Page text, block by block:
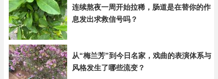
连续熬夜一周开始拉稀，肠道是在替你的作
息发出求救信号吗？
从“梅兰芳”到今日名家，戏曲的表演体系与
风格发生了哪些流变？